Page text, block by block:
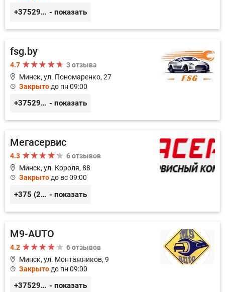
+375296518100 - показать
fsg.by
4.7
3 отзыва
Минск, ул. Пономаренко, 27
Закрыто до пн 09:00
+375291882338 - показать
Мегасервис
4.3
6 отзывов
Минск, ул. Короля, 88
Закрытодо вс 09:00
+375 (29) 627-44-88 - показать
M9-AUTO
4.2
6 отзывов
Минск, ул. Монтажников, 9
Закрыто до пн 09:00
+375299395764 - показать